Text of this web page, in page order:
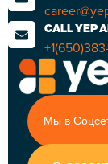
CALL YEP
Мы в